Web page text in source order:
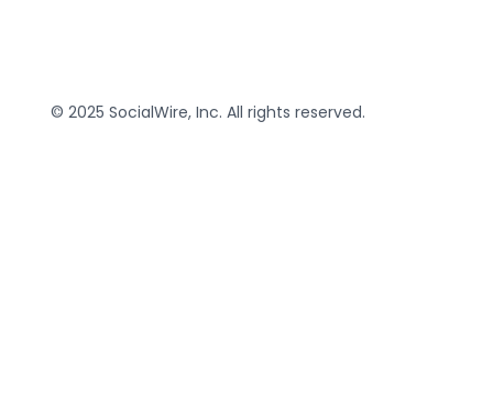
© 2025 SocialWire, Inc. All rights reserved.